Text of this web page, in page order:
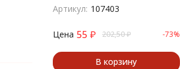
Артикул: 107403
Цена 55 ₽ 202,50₽ -73%
В корзину